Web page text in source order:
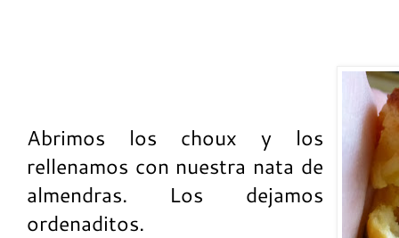
Abrimos los choux y los
rellenamos con nuestra nata de
almendras. Los dejamos
ordenaditos.